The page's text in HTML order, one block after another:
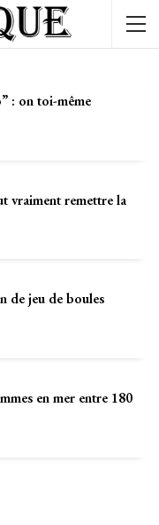
: on toi-même
vraiment remettre la
de jeu de boules
en mer entre 180